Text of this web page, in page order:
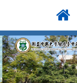
到
主
要
內